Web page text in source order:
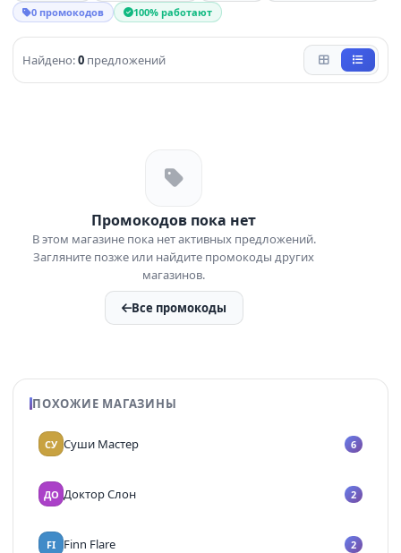
0 промокодов
100% работают
Найдено:0 предложений
Промокодов пока нет
В этом магазине пока нет активных предложений.
Загляните позже или найдите промокоды других
магазинов.
Все промокоды
ПОХОЖИЕ МАГАЗИНЫ
СУ Суши Мастер 6
ДО Доктор Слон 2
FI Finn Flare 2